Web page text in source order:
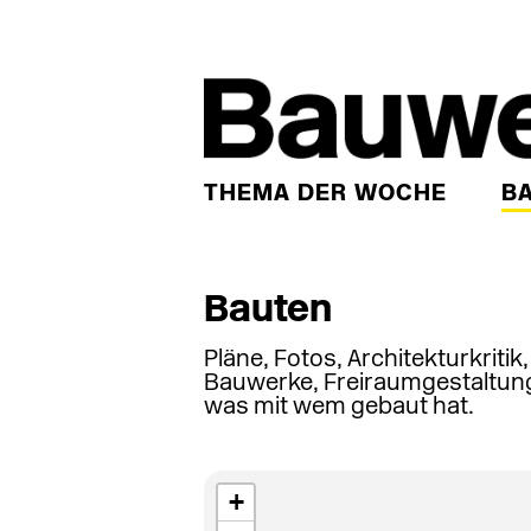
THEMA DER WOCHE
Bauten
Pläne, Fotos,
Bauwerke,
was mit wem gebaut hat.
+